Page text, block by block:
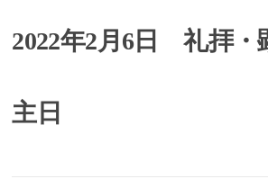
2022年2月6日 礼拝・
主日